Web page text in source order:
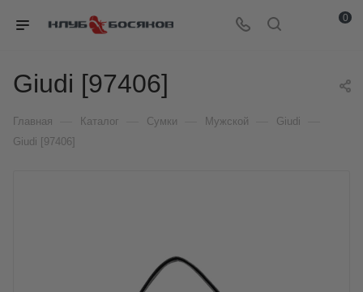
0
Giudi [97406]
Главная Каталог Сумки Мужской Giudi
Giudi [97406]